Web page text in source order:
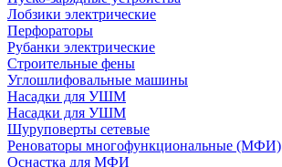
Лобзики электрические
Перфораторы
Рубанки электрические
Строительные фены
Углошлифовальные машины
Насадки для УШМ
Насадки для УШМ
Шуруповерты сетевые
Реноваторы многофункциональные (МФИ)
Оснастка для МФИ